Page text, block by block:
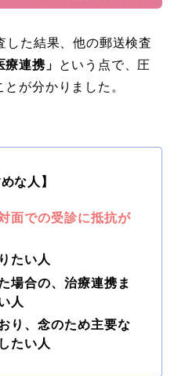
した結果、他の郵送検査
療連携」
という点で、圧
が分かりました。
な人】
面での受診に抵抗が
たい人
場合の、治療連携ま
人
り、念のため主要な
たい人